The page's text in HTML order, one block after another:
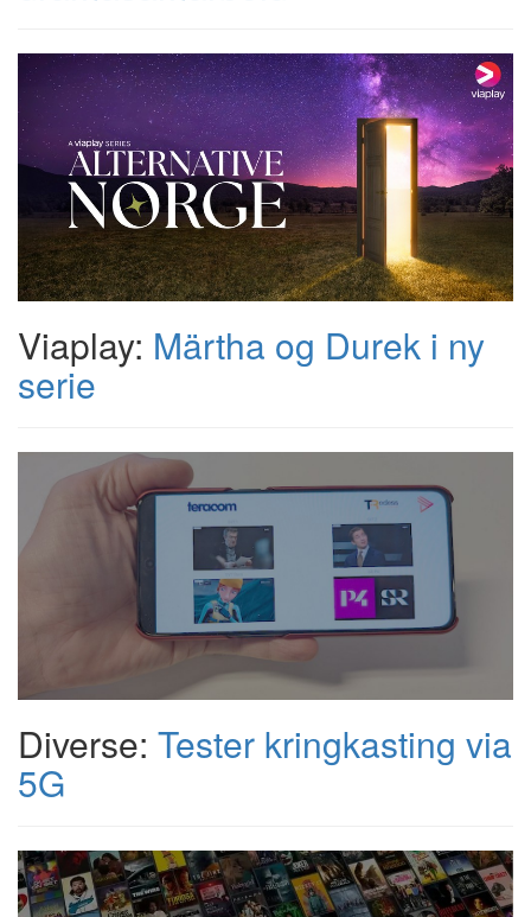
Viaplay: Märtha og Durek i ny
serie
Diverse: Tester kringkasting via
5G